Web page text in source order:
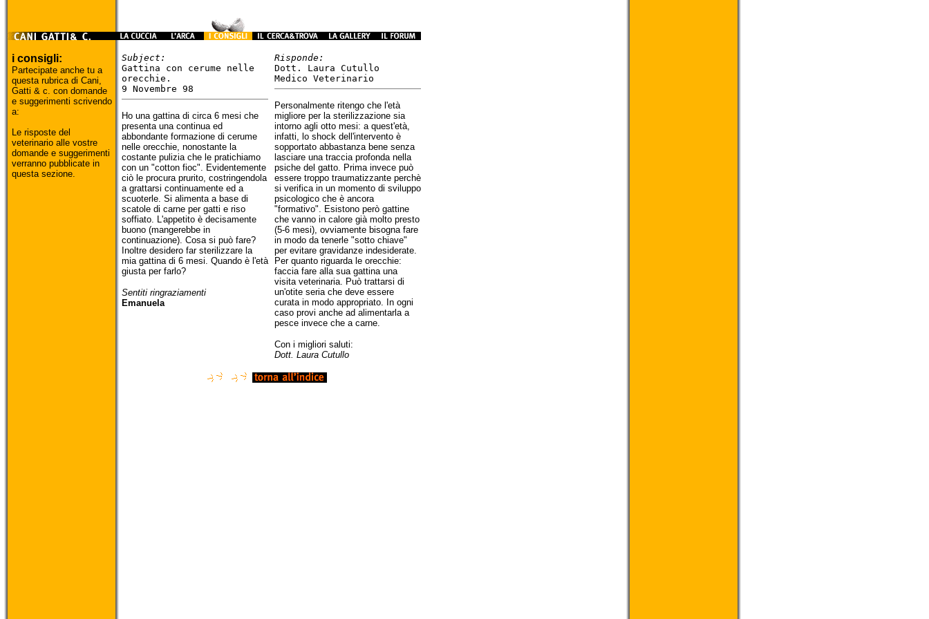
i consigli:
Partecipate anche tu a
questa rubrica di Cani,
Gatti & c. con domande
e suggerimenti scrivendo
a:
Le risposte del
veterinario alle vostre
domande e suggerimenti
verranno pubblicate in
questa sezione.
Subject:
Gattina con cerume nelle
orecchie.
9 Novembre 98
Ho una gattina di circa 6 mesi che
presenta una continua ed
abbondante formazione di cerume
nelle orecchie, nonostante la
costante pulizia che le pratichiamo
con un "cotton fioc". Evidentemente
ciò le procura prurito, costringendola
a grattarsi continuamente ed a
scuoterle. Si alimenta a base di
scatole di carne per gatti e riso
soffiato. L'appetito è decisamente
buono (mangerebbe in
continuazione). Cosa si può fare?
Inoltre desidero far sterilizzare la
mia gattina di 6 mesi. Quando è l'età
giusta per farlo?
Sentiti ringraziamenti
Emanuela
Risponde:
Dott. Laura Cutullo
Medico Veterinario
Personalmente ritengo che l'età
migliore per la sterilizzazione sia
intorno agli otto mesi: a quest'età,
infatti, lo shock dell'intervento è
sopportato abbastanza bene senza
lasciare una traccia profonda nella
psiche del gatto. Prima invece può
essere troppo traumatizzante perchè
si verifica in un momento di sviluppo
psicologico che è ancora
"formativo". Esistono però gattine
che vanno in calore già molto presto
(5-6 mesi), ovviamente bisogna fare
in modo da tenerle "sotto chiave"
per evitare gravidanze indesiderate.
Per quanto riguarda le orecchie:
faccia fare alla sua gattina una
visita veterinaria. Può trattarsi di
un'otite seria che deve essere
curata in modo appropriato. In ogni
caso provi anche ad alimentarla a
pesce invece che a carne.
Con i migliori saluti:
Dott. Laura Cutullo